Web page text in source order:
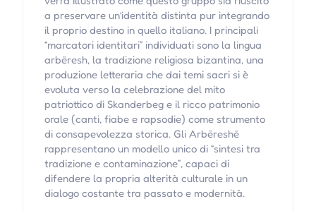
a preservare un’identità distinta pur integrando
il proprio destino in quello italiano. I principali
“marcatori identitari” individuati sono la lingua
arbëresh, la tradizione religiosa bizantina, una
produzione letteraria che dai temi sacri si è
evoluta verso la celebrazione del mito
patriottico di Skanderbeg e il ricco patrimonio
orale (canti, fiabe e rapsodie) come strumento
di consapevolezza storica. Gli Arbëreshë
rappresentano un modello unico di “sintesi tra
tradizione e contaminazione”, capaci di
difendere la propria alterità culturale in un
dialogo costante tra passato e modernità.